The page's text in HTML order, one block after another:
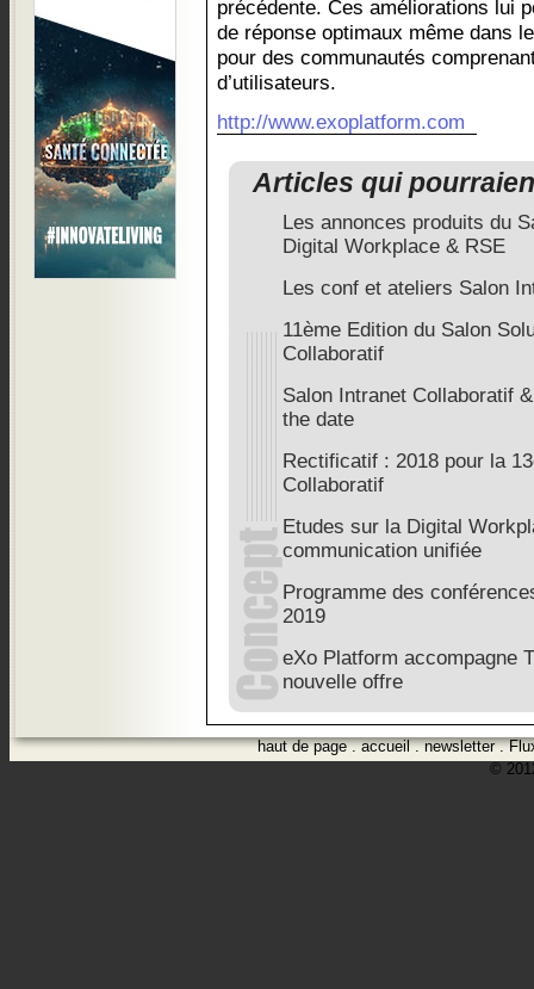
précédente. Ces améliorations lui
de réponse optimaux même dans
pour des communautés
d’utilisateurs.
http://www.exoplatform.com
Articles qui
Les annonces produits du
Digital Workplace & RSE
Les conf et ateliers Salon
11ème Edition du Salon
Collaboratif
Salon Intranet Collaboratif
the date
Rectificatif : 2018 pour la
Collaboratif
Etudes sur la Digital
communication unifiée
Programme des
2019
eXo Platform accompagne
nouvelle offre
haut de page.accueil.newsletter.
©